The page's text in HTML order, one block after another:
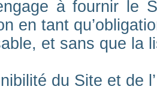
à fournir le
en tant
et sans que la
du Site et de